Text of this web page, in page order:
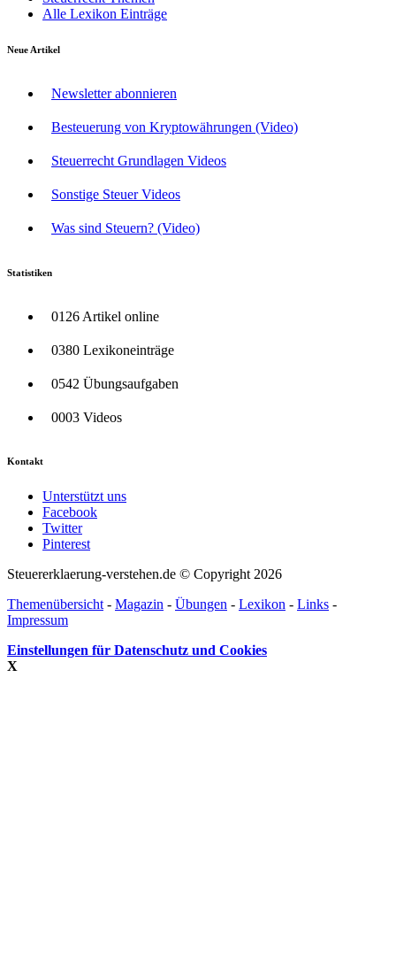
Alle Lexikon Einträge
Neue Artikel
Newsletter abonnieren
Besteuerung von Kryptowährungen (Video)
Steuerrecht Grundlagen Videos
Sonstige Steuer Videos
Was sind Steuern? (Video)
Statistiken
0126 Artikel online
0380 Lexikoneinträge
0542 Übungsaufgaben
0003 Videos
Kontakt
Unterstützt uns
Facebook
Twitter
Pinterest
Steuererklaerung-verstehen.de © Copyright 2026
Themenübersicht- Magazin - Übungen - Lexikon - Links -
Impressum
Einstellungen für Datenschutz und Cookies
X